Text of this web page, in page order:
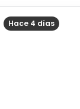
Hace 4 días